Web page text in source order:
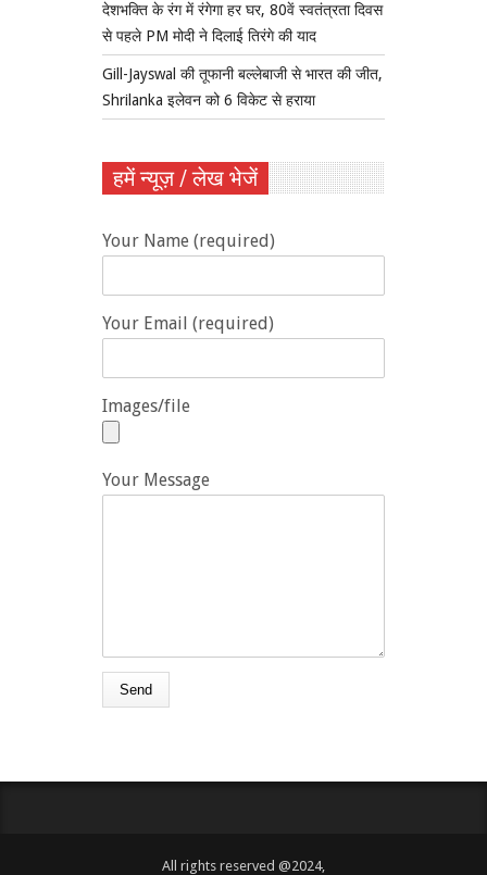
देशभक्ति के रंग में रंगेगा हर घर, 80वें स्वतंत्रता दिवस
से पहले PM मोदी ने दिलाई तिरंगे की याद
Gill-Jayswal की तूफानी बल्लेबाजी से भारत की जीत,
Shrilanka इलेवन को 6 विकेट से हराया
हमें न्यूज़ / लेख भेजें
Your Name (required)
Your Email (required)
Images/file
Your Message
All rights reserved @2024,